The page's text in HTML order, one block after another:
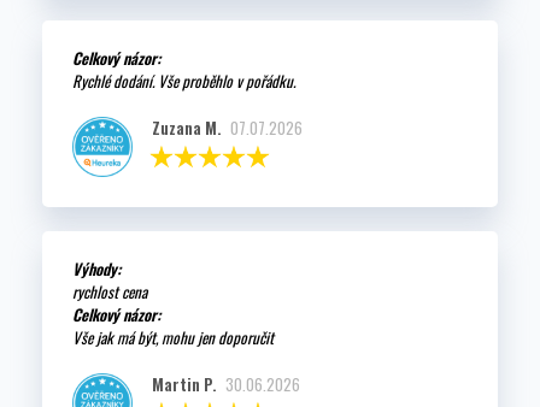
Celkový názor:
Rychlé dodání. Vše proběhlo v pořádku.
Zuzana M. 07.07.2026
Výhody:
rychlost cena
Celkový názor:
Vše jak má být, mohu jen doporučit
Martin P. 30.06.2026